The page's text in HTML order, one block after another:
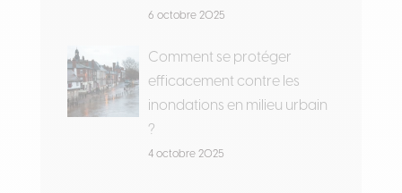
6 octobre 2025
Comment se protéger
efficacement contre les
inondations en milieu urbain
?
4 octobre 2025